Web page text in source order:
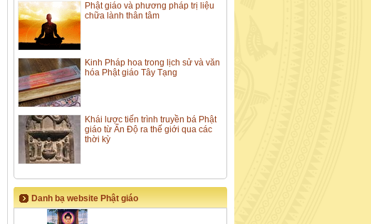
Phật giáo và phương pháp trị liệu
chữa lành thân tâm
Kinh Pháp hoa trong lịch sử và văn
hóa Phật giáo Tây Tạng
Khái lược tiến trình truyền bá Phật
giáo từ Ấn Độ ra thế giới qua các
thời kỳ
Danh bạ website Phật giáo